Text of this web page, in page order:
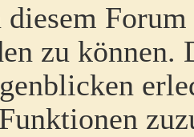
zu